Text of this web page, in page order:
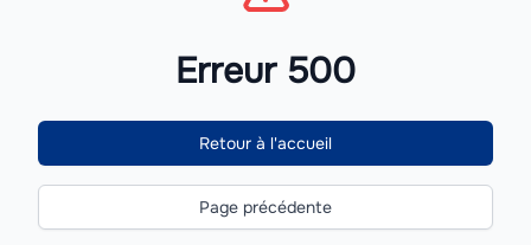
Erreur 500
Retour à l'accueil
Page précédente